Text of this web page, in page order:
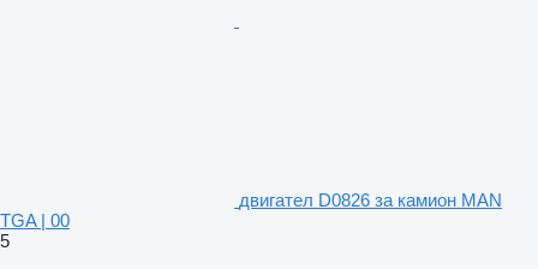
двигател D0826 за камион MAN
TGA | 00
5